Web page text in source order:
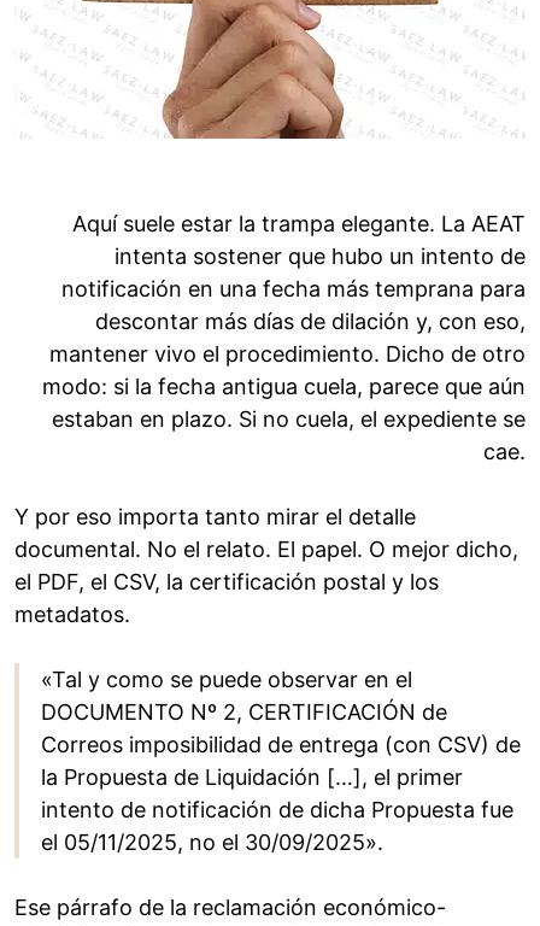
Aquí suele estar la trampa elegante. La AEAT
intenta sostener que hubo un intento de
notificación en una fecha más temprana para
descontar más días de dilación y, con eso,
mantener vivo el procedimiento. Dicho de otro
modo: si la fecha antigua cuela, parece que aún
estaban en plazo. Si no cuela, el expediente se
cae.
Y por eso importa tanto mirar el detalle
documental. No el relato. El papel. O mejor dicho,
el PDF, el CSV, la certificación postal y los
metadatos.
«Tal y como se puede observar en el
DOCUMENTO Nº 2, CERTIFICACIÓN de
Correos imposibilidad de entrega (con CSV) de
la Propuesta de Liquidación […], el primer
intento de notificación de dicha Propuesta fue
el 05/11/2025, no el 30/09/2025».
Ese párrafo de la reclamación económico-